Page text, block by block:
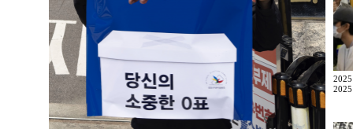
2025